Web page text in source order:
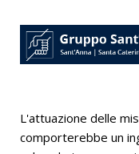
L'attuazione delle
comporterebbe un